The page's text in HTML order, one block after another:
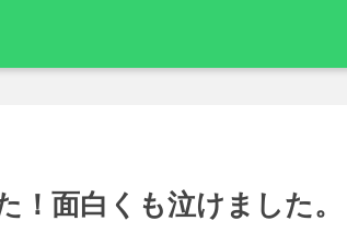
！面白くも泣けました。